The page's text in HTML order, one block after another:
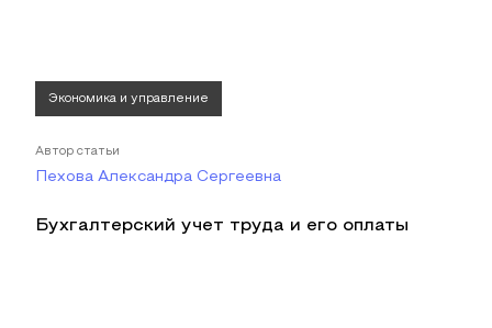
Экономика и управление
Автор статьи
Пехова Александра Сергеевна
Бухгалтерский учет труда и его оплаты